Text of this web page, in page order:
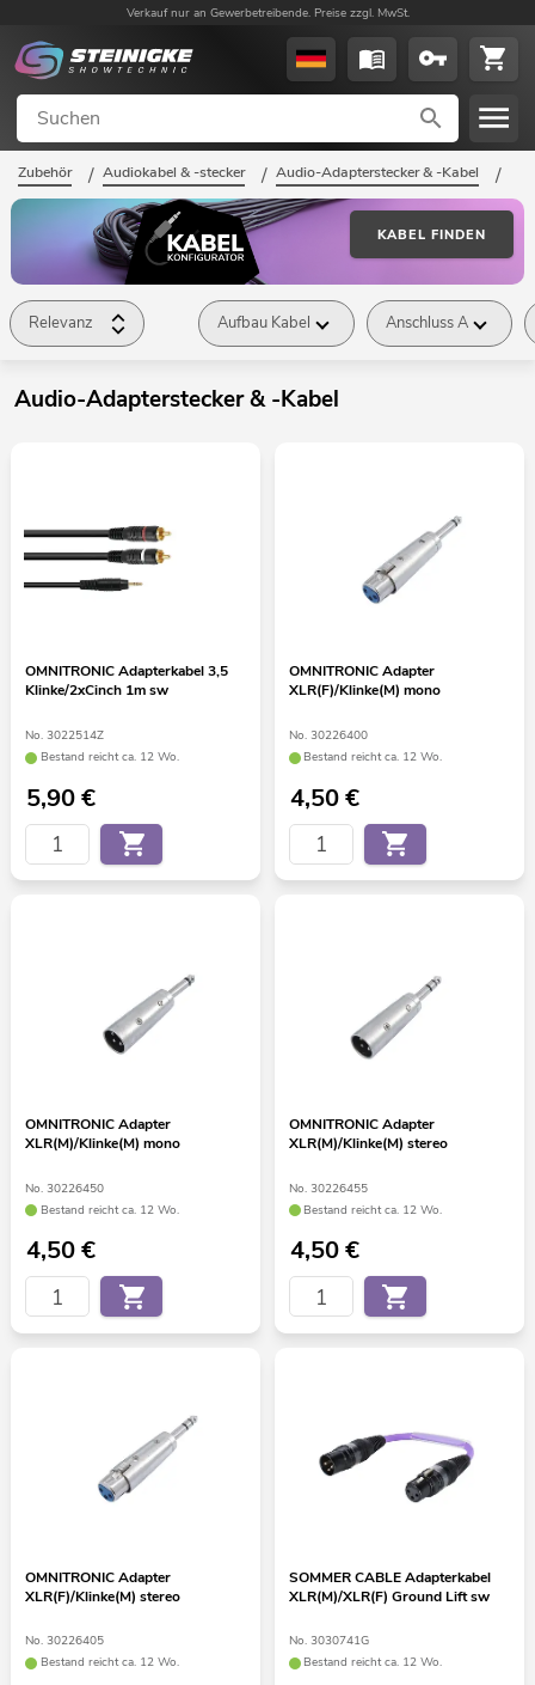
Verkauf nur an Gewerbetreibende. Preise zzgl. MwSt.
Zubehör / Audiokabel & -stecker / Audio-Adapterstecker & -Kabel /
KABEL FINDEN
Relevanz Aufbau Kabel Anschluss A
Audio-Adapterstecker & -Kabel
OMNITRONIC Adapterkabel 3,5
Klinke/2xCinch 1m sw
No. 3022514Z
Bestand reicht ca. 12 Wo.
5,90€
OMNITRONIC Adapter
XLR(F)/Klinke(M) mono
No. 30226400
Bestand reicht ca. 12 Wo.
4,50€
OMNITRONIC Adapter
XLR(M)/Klinke(M) mono
No. 30226450
Bestand reicht ca. 12 Wo.
4,50€
OMNITRONIC Adapter
XLR(M)/Klinke(M) stereo
No. 30226455
Bestand reicht ca. 12 Wo.
4,50€
OMNITRONIC Adapter
XLR(F)/Klinke(M) stereo
No. 30226405
Bestand reicht ca. 12 Wo.
SOMMER CABLE Adapterkabel
XLR(M)/XLR(F) Ground Lift sw
No. 3030741G
Bestand reicht ca. 12 Wo.